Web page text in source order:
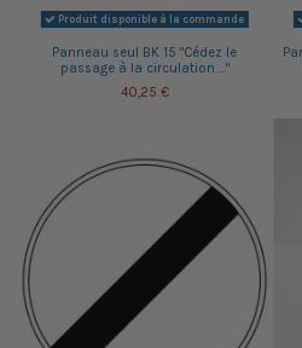
Produit disponible à la commande
Panneau seul BK 15 "Cédez le
passage à la circulation ..."
40,25 €